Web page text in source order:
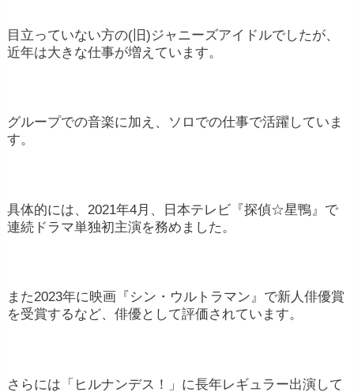
目立っていない方の(旧)ジャニーズアイドルでしたが、
近年は大きな仕事が増えています。
グループでの音楽に加え、ソロでの仕事で活躍していま
す。
具体的には、2021年4月、日本テレビ『探偵☆星鴨』で
連続ドラマ単独初主演を務めました。
また2023年に映画『シン・ウルトラマン』で新人俳優賞
を受賞するなど、俳優として評価されています。
さらには「ヒルナンデス！」に長年レギュラー出演して